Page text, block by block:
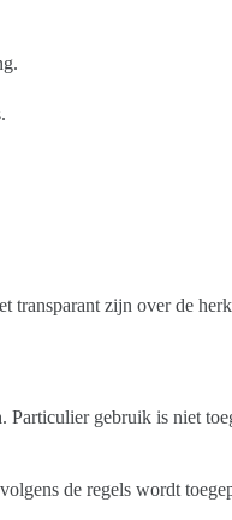
zijn over de
. Particulier gebruik is niet
de regels wordt